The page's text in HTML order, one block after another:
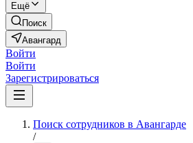
Ещё
Поиск
Авангард
Войти
Войти
Зарегистрироваться
Поиск сотрудников в Авангарде
/